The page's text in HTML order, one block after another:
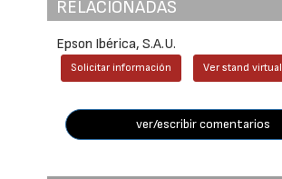
RELACIONADAS
Epson Ibérica, S.A.U.
Solicitar información Ver stand virtual
ver/escribir comentarios